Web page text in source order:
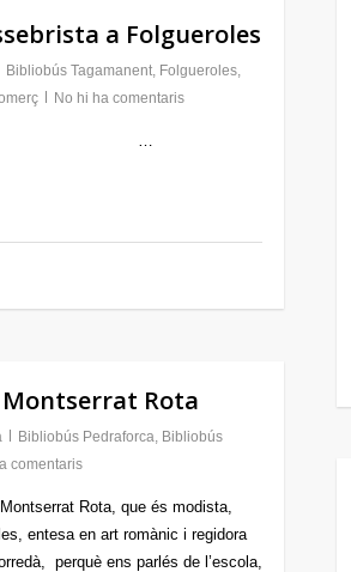
a Folgueroles
Bibliobús Tagamanent, Folgueroles,
No hi ha comentaris
Rota
Bibliobús Pedraforca, Bibliobús
comentaris
Rota, que és modista,
entesa en art romànic i regidora
perquè ens parlés de l’escola,